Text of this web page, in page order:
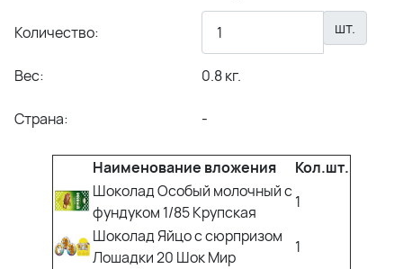
Количество: шт.
Вес: 0.8 кг.
Страна: -
Наименование вложения
Кол.шт.
Шоколад Особый молочный с
фундуком 1/85 Крупская
1
Шоколад Яйцо с сюрпризом
Лошадки 20 Шок Мир
1